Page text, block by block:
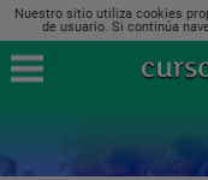
Nuestro sitio utiliza cookies
de usuario. Si continúa